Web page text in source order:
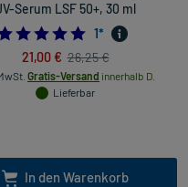
Serum LSF 50+, 30 ml
5.0
1*
21,00 € 26,25 €
Gratis-Versand innerhalb D.
Lieferbar
In den Warenkorb